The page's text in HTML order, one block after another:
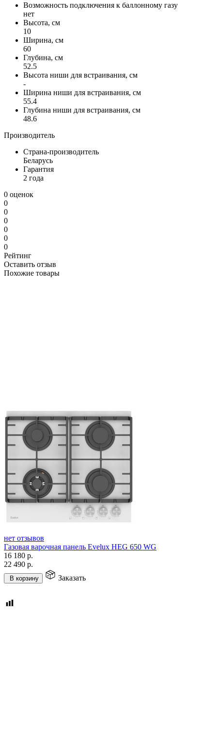
Возможность подключения к баллонному газу
нет
Высота, см
10
Ширина, см
60
Глубина, см
52.5
Высота ниши для встраивания, см
-
Ширина ниши для встраивания, см
55.4
Глубина ниши для встраивания, см
48.6
Производитель
Страна-производитель
Беларусь
Гарантия
2 года
0 оценок
0
0
0
0
0
0
Рейтинг
Оставить отзыв
Похожие товары
нет отзывов
Газовая варочная панель Evelux HEG 650 WG
16 180 р.
22 490 р.
В корзину Заказать